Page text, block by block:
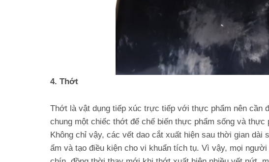
4. Thớt
Thớt là vật dụng tiếp xúc trực tiếp với thực phẩm nên cần
chung một chiếc thớt để chế biến thực phẩm sống và
Không chỉ vậy, các vết dao cắt xuất hiện sau thời gian
ẩm và tạo điều kiện cho vi khuẩn tích tụ. Vì vậy, mọi